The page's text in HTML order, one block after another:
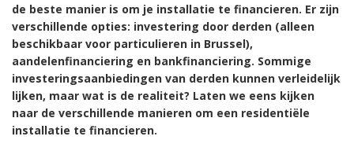
de beste manier is om je installatie te financieren. Er zijn
verschillende opties: investering door derden (alleen
beschikbaar voor particulieren in Brussel),
aandelenfinanciering en bankfinanciering. Sommige
investeringsaanbiedingen van derden kunnen verleidelijk
lijken, maar wat is de realiteit? Laten we eens kijken
naar de verschillende manieren om een residentiële
installatie te financieren.